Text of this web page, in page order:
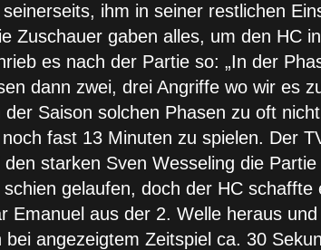
ihm in seiner restlichen
gaben alles, um den HC
es nach der Partie so: „In der
dann zwei, drei Angriffe wo wir es
Saison solchen Phasen zu oft
fast 13 Minuten zu spielen. Der
starken Sven Wesseling die
gelaufen, doch der HC
aus der 2. Welle heraus
angezeigtem Zeitspiel ca. 30